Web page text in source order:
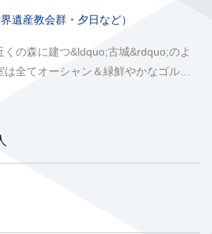
遺産教会群・夕日など）
の森に建つ&ldquo;古城&rdquo;のよ
全てオーシャン＆緑鮮やかなゴルフ